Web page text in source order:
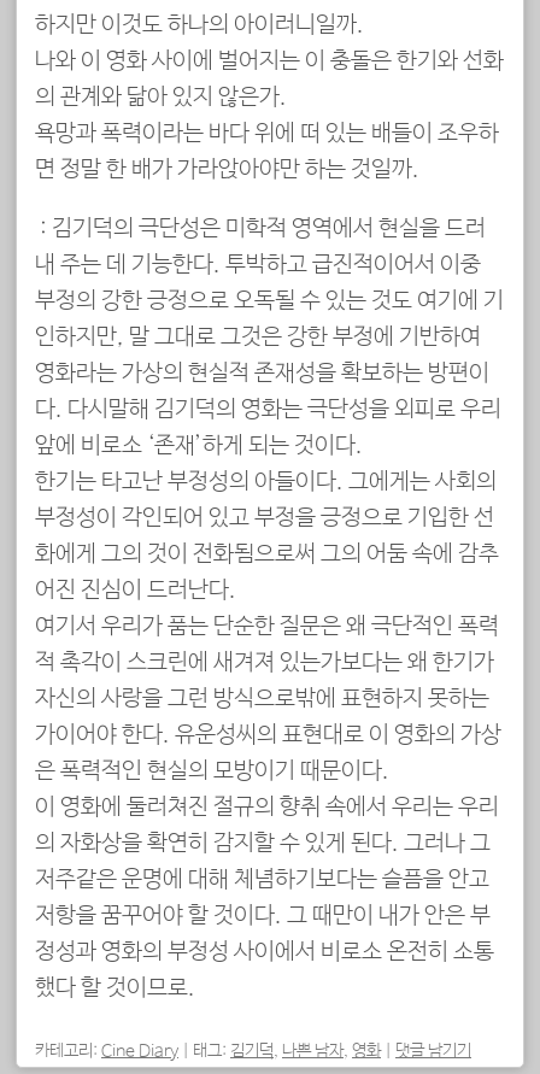
하지만 이것도 하나의 아이러니일까.
나와 이 영화 사이에 벌어지는 이 충돌은 한기와 선화
의 관계와 닮아 있지 않은가.
욕망과 폭력이라는 바다 위에 떠 있는 배들이 조우하
면 정말 한 배가 가라앉아야만 하는 것일까.
追記 : 김기덕의 극단성은 미학적 영역에서 현실을 드러
내 주는 데 기능한다. 투박하고 급진적이어서 이중
부정의 강한 긍정으로 오독될 수 있는 것도 여기에 기
인하지만, 말 그대로 그것은 강한 부정에 기반하여
영화라는 가상의 현실적 존재성을 확보하는 방편이
다. 다시말해 김기덕의 영화는 극단성을 외피로 우리
앞에 비로소 ‘존재’하게 되는 것이다.
한기는 타고난 부정성의 아들이다. 그에게는 사회의
부정성이 각인되어 있고 부정을 긍정으로 기입한 선
화에게 그의 것이 전화됨으로써 그의 어둠 속에 감추
어진 진심이 드러난다.
여기서 우리가 품는 단순한 질문은 왜 극단적인 폭력
적 촉각이 스크린에 새겨져 있는가보다는 왜 한기가
자신의 사랑을 그런 방식으로밖에 표현하지 못하는
가이어야 한다. 유운성씨의 표현대로 이 영화의 가상
은 폭력적인 현실의 모방이기 때문이다.
이 영화에 둘러쳐진 절규의 향취 속에서 우리는 우리
의 자화상을 확연히 감지할 수 있게 된다. 그러나 그
저주같은 운명에 대해 체념하기보다는 슬픔을 안고
저항을 꿈꾸어야 할 것이다. 그 때만이 내가 안은 부
정성과 영화의 부정성 사이에서 비로소 온전히 소통
했다 할 것이므로.
카테고리: Cine Diary 태그: 김기덕, 나쁜 남자, 영화 댓글 남기기